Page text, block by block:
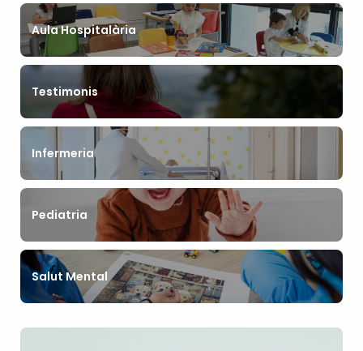
Aula Hospitalària
Testimonis
Infermeria
Pediatria
Salut Mental